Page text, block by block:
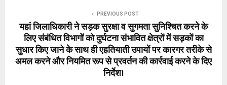
PREVIOUS POST
यहां जिलाधिकारी ने सड़क सुरक्षा व सुगमता सुनिश्चित करने के
लिए संबंधित विभागों को दुर्घटना संभावित क्षेत्रों में सड़कों का
सुधार किए जाने के साथ ही एहतियाती उपायों पर कारगर तरीके से
अमल करने और नियमित रूप से प्रवर्तन की कार्रवाई करने के दिए
निर्देश।